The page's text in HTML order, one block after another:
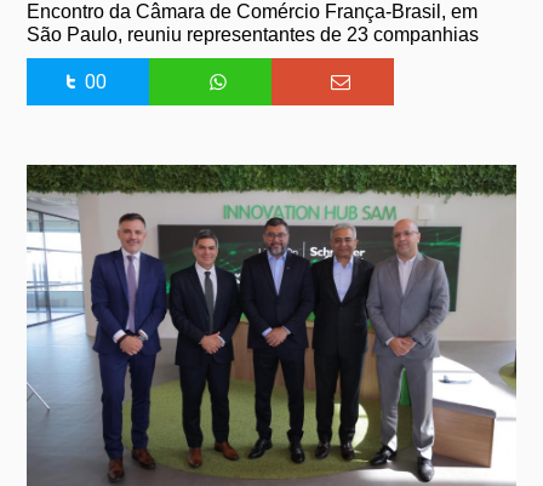
Encontro da Câmara de Comércio França-Brasil, em
São Paulo, reuniu representantes de 23 companhias
00